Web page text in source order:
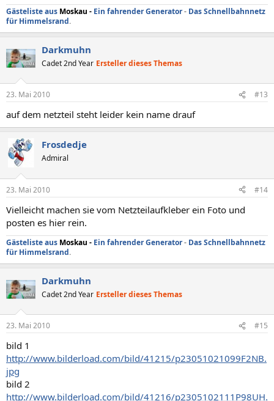
Gästeliste aus Moskau - Ein fahrender Generator- Das Schnellbahnnetz
für Himmelsrand.
Darkmuhn
Cadet 2nd Year Ersteller dieses Themas
23. Mai 2010 #13
auf dem netzteil steht leider kein name drauf
Frosdedje
Admiral
23. Mai 2010 #14
Vielleicht machen sie vom Netzteilaufkleber ein Foto und
posten es hier rein.
Gästeliste aus Moskau - Ein fahrender Generator- Das Schnellbahnnetz
für Himmelsrand.
Darkmuhn
Cadet 2nd Year Ersteller dieses Themas
23. Mai 2010 #15
bild 1
http://www.bilderload.com/bild/41215/p23051021099F2NB.
jpg
bild 2
http://www.bilderload.com/bild/41216/p2305102111P98UH.